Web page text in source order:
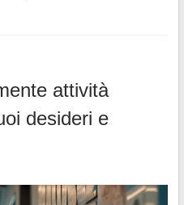
attività
desideri e